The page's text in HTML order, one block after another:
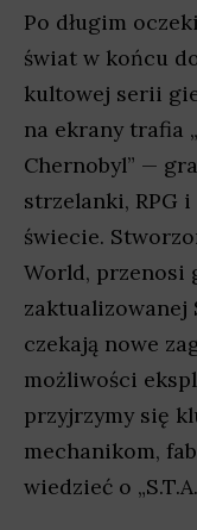
Po długim
świat w końcu
kultowej serii gier
na ekrany trafia
Chernobyl” —
strzelanki, RPG
świecie.
World, przenosi
zaktualizowanej
czekają nowe
możliwości
przyjrzymy się
mechanikom,
wiedzieć o